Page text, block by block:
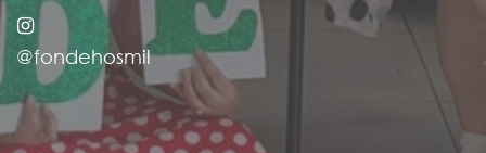
@fondehosmil